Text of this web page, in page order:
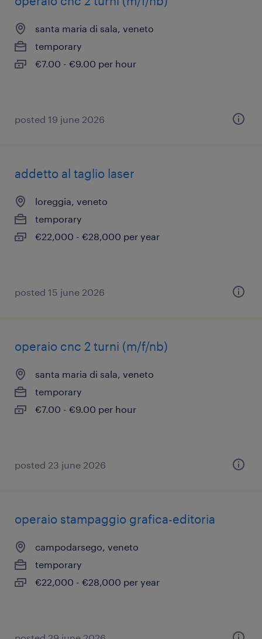
santa maria di sala, veneto
temporary
€7.00 - €9.00 per hour
posted 19 june 2026
addetto al taglio laser
loreggia, veneto
temporary
€22,000 - €28,000 per year
posted 15 june 2026
operaio cnc 2 turni (m/f/nb)
santa maria di sala, veneto
temporary
€7.00 - €9.00 per hour
posted 23 june 2026
operaio stampaggio grafica-editoria
campodarsego, veneto
temporary
€22,000 - €28,000 per year